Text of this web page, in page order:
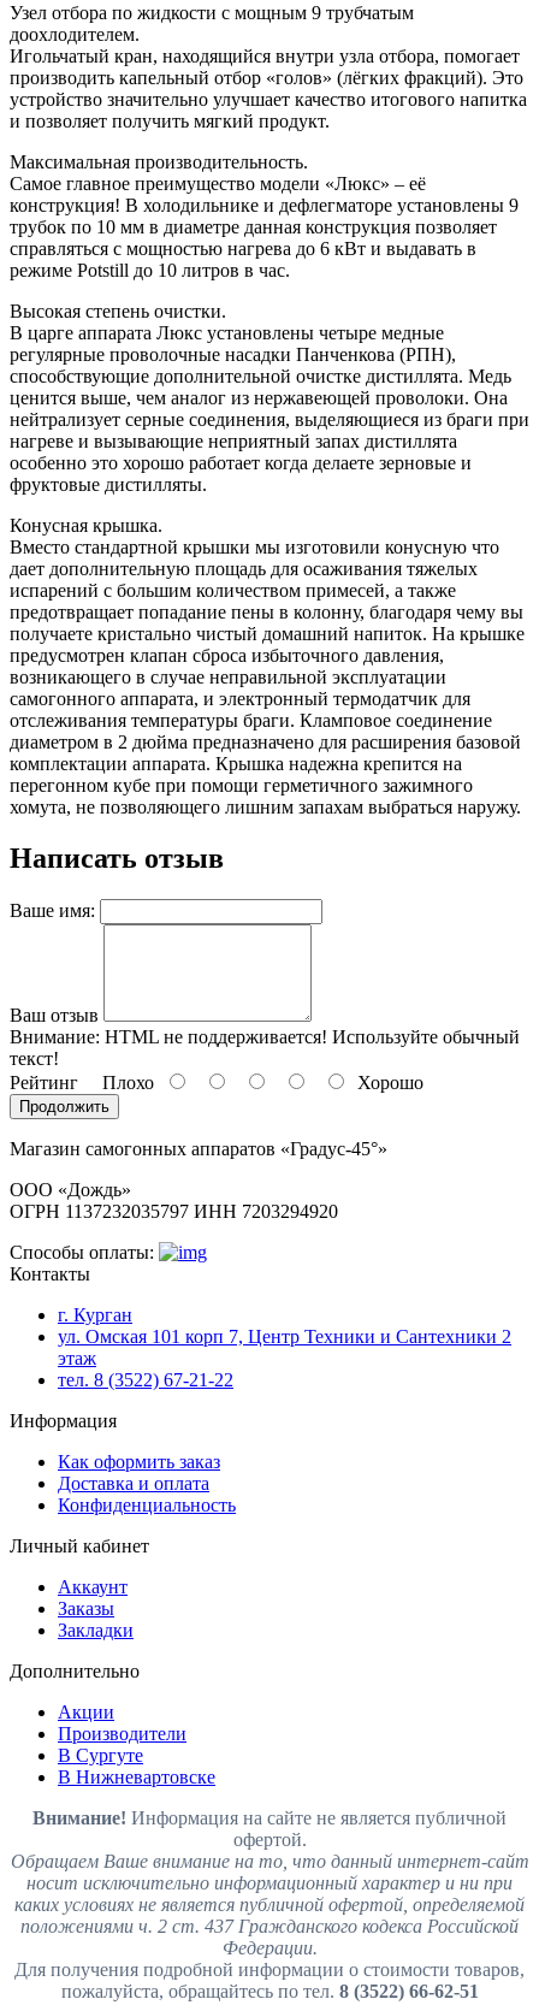
Узел отбора по жидкости с мощным 9 трубчатым
доохлодителем.
Игольчатый кран, находящийся внутри узла отбора, помогает
производить капельный отбор «голов» (лёгких фракций). Это
устройство значительно улучшает качество итогового напитка
и позволяет получить мягкий продукт.
Максимальная производительность.
Самое главное преимущество модели «Люкс» – её
конструкция! В холодильнике и дефлегматоре установлены 9
трубок по 10 мм в диаметре данная конструкция позволяет
справляться с мощностью нагрева до 6 кВт и выдавать в
режиме Potstill до 10 литров в час.
Высокая степень очистки.
В царге аппарата Люкс установлены четыре медные
регулярные проволочные насадки Панченкова (РПН),
способствующие дополнительной очистке дистиллята. Медь
ценится выше, чем аналог из нержавеющей проволоки. Она
нейтрализует серные соединения, выделяющиеся из браги при
нагреве и вызывающие неприятный запах дистиллята
особенно это хорошо работает когда делаете зерновые и
фруктовые дистилляты.
Конусная крышка.
Вместо стандартной крышки мы изготовили конусную что
дает дополнительную площадь для осаживания тяжелых
испарений с большим количеством примесей, а также
предотвращает попадание пены в колонну, благодаря чему вы
получаете кристально чистый домашний напиток. На крышке
предусмотрен клапан сброса избыточного давления,
возникающего в случае неправильной эксплуатации
самогонного аппарата, и электронный термодатчик для
отслеживания температуры браги. Кламповое соединение
диаметром в 2 дюйма предназначено для расширения базовой
комплектации аппарата. Крышка надежна крепится на
перегонном кубе при помощи герметичного зажимного
хомута, не позволяющего лишним запахам выбраться наружу.
Написать отзыв
Ваше имя:
Ваш отзыв
Внимание: HTML не поддерживается! Используйте обычный
текст!
Рейтинг Плохо Хорошо
Продолжить
Магазин самогонных аппаратов «Градус-45°»
ООО «Дождь»
ОГРН 1137232035797 ИНН 7203294920
Способы оплаты:
Контакты
г. Курган
ул. Омская 101 корп 7, Центр Техники и Сантехники 2
этаж
тел. 8 (3522) 67-21-22
Информация
Как оформить заказ
Доставка и оплата
Конфиденциальность
Личный кабинет
Аккаунт
Заказы
Закладки
Дополнительно
Акции
Производители
В Сургуте
В Нижневартовске
Внимание! Информация на сайте не является публичной
офертой.
Обращаем Ваше внимание на то, что данный интернет-сайт
носит исключительно информационный характер и ни при
каких условиях не является публичной офертой, определяемой
положениями ч. 2 ст. 437 Гражданского кодекса Российской
Федерации.
Для получения подробной информации о стоимости товаров,
пожалуйста, обращайтесь по тел. 8 (3522) 66-62-51